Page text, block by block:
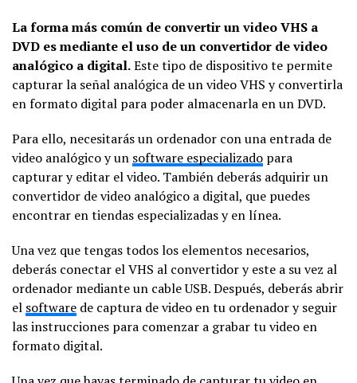
La forma más común de convertir un video VHS a
DVD es mediante el uso de un convertidor de video
analógico a digital.Este tipo de dispositivo te permite
capturar la señal analógica de un video VHS y convertirla
en formato digital para poder almacenarla en un DVD.
Para ello, necesitarás un ordenador con una entrada de
video analógico y un software especializado para
capturar y editar el video. También deberás adquirir un
convertidor de video analógico a digital, que puedes
encontrar en tiendas especializadas y en línea.
Una vez que tengas todos los elementos necesarios,
deberás conectar el VHS al convertidor y este a su vez al
ordenador mediante un cable USB. Después, deberás abrir
el software de captura de video en tu ordenador y seguir
las instrucciones para comenzar a grabar tu video en
formato digital.